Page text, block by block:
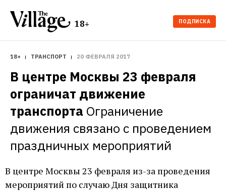
18+ ПОДПИСКА
18+ ТРАНСПОРТ 20 ФЕВРАЛЯ 2017
В центре Москвы 23 февраля
ограничат движение
транспорта Ограничение
движения связано с проведением
праздничных мероприятий
В центре Москвы 23 февраля из-за проведения
мероприятий по случаю Дня защитника